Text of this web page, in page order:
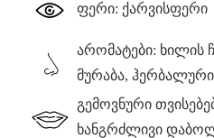
ფერი: ქარვისფერი
არომატები: ხილის
მურაბა,
გემოვნური
ხანგრძლივი